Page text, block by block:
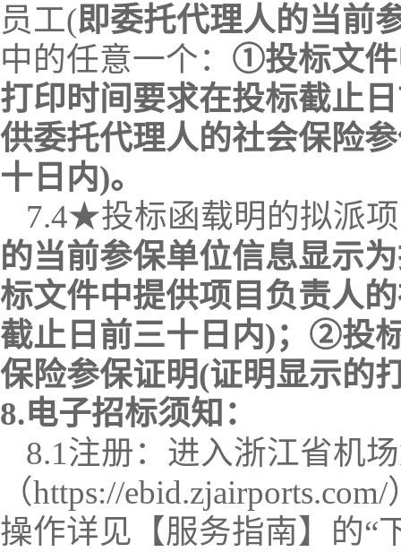
员工(即委托代理人的当前
中的任意一个： ①投标文件
打印时间要求在投标截止
供委托代理人的社会保险
十日 内)。
7.4★投标函载明的拟派
的当前参保单位信息显示
标文件中提供项目负责人
截止日前三十日 内)；②投
保险参保证明(证明显示的
8.电子招标须知：
8.1注册：进入浙江省机
（https://ebid.zjairports.com/
操作详见【服务指南】的“